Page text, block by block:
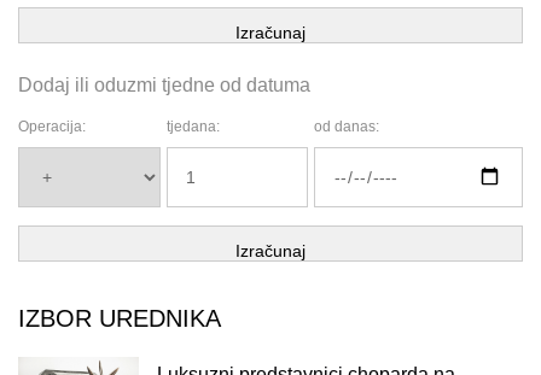
Izračunaj
Dodaj ili oduzmi tjedne od datuma
Operacija: tjedana: od danas:
Izračunaj
IZBOR UREDNIKA